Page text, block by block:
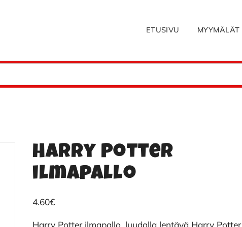
ETUSIVU MYYMÄLÄT
Harry Potter
ilmapallo
4.60€
Harry Potter ilmapallo, luudalla lentävä Harry Potter